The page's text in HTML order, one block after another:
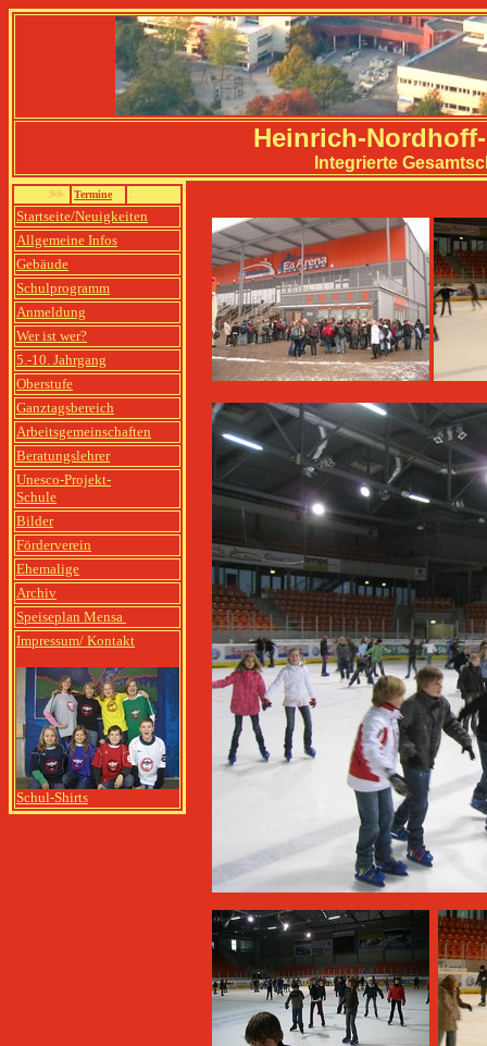
Heinrich-
Integrierte
>>Termine
Startseite/Neuigkeiten
Allgemeine Infos
Gebäude
Schulprogramm
Anmeldung
Wer ist wer?
5.-10. Jahrgang
Oberstufe
Ganztagsbereich
Arbeitsgemeinschaften
Beratungslehrer
Unesco-Projekt-
Schule
Bilder
Förderverein
Ehemalige
Archiv
Speiseplan Mensa
Impressum/ Kontakt
Schul-Shirts